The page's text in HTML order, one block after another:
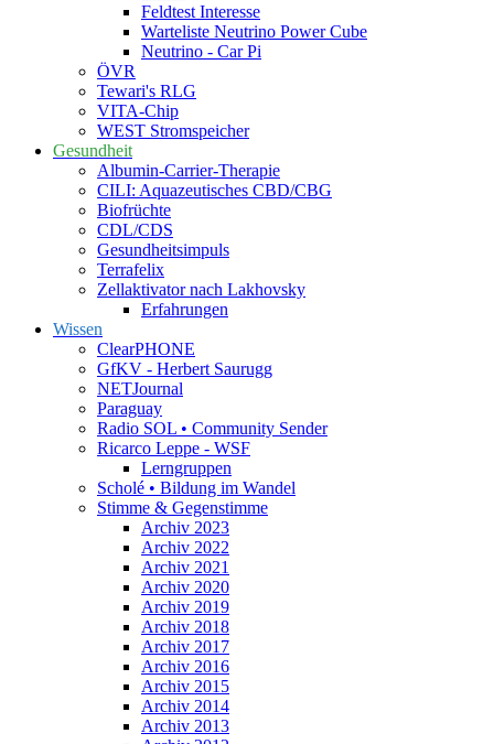
Feldtest Interesse
Warteliste Neutrino Power Cube
Neutrino - Car Pi
ÖVR
Tewari's RLG
VITA-Chip
WEST Stromspeicher
Gesundheit
Albumin-Carrier-Therapie
CILI: Aquazeutisches CBD/CBG
Biofrüchte
CDL/CDS
Gesundheitsimpuls
Terrafelix
Zellaktivator nach Lakhovsky
Erfahrungen
Wissen
ClearPHONE
GfKV - Herbert Saurugg
NETJournal
Paraguay
Radio SOL • Community Sender
Ricarco Leppe - WSF
Lerngruppen
Scholé • Bildung im Wandel
Stimme & Gegenstimme
Archiv 2023
Archiv 2022
Archiv 2021
Archiv 2020
Archiv 2019
Archiv 2018
Archiv 2017
Archiv 2016
Archiv 2015
Archiv 2014
Archiv 2013